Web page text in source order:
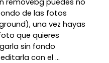
de las fotos
una vez hayas
que quieres
sin fondo
con el ...